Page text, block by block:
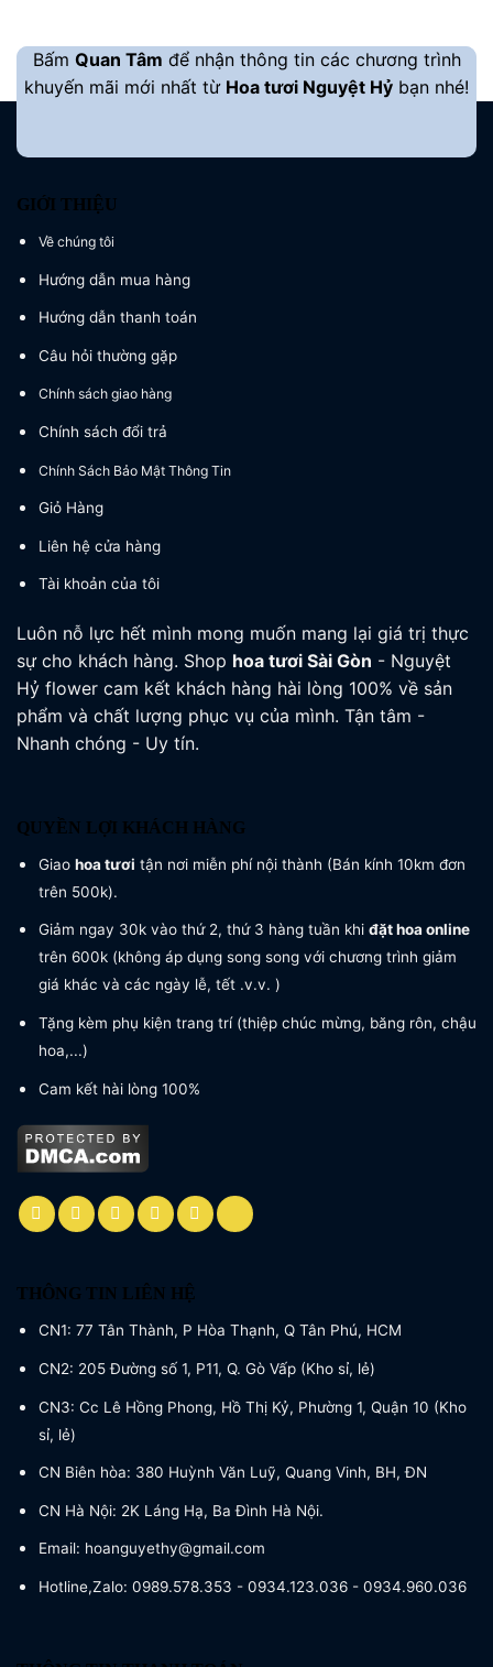
Bấm Quan Tâm để nhận thông tin các chương trình
khuyến mãi mới nhất từ Hoa tươi Nguyệt Hỷ bạn nhé!
GIỚI THIỆU
Về chúng tôi
Hướng dẫn mua hàng
Hướng dẫn thanh toán
Câu hỏi thường gặp
Chính sách giao hàng
Chính sách đổi trả
Chính Sách Bảo Mật Thông Tin
Giỏ Hàng
Liên hệ cửa hàng
Tài khoản của tôi
Luôn nỗ lực hết mình mong muốn mang lại giá trị thực
sự cho khách hàng. Shop hoa tươi Sài Gòn - Nguyệt
Hỷ flower cam kết khách hàng hài lòng 100% về sản
phẩm và chất lượng phục vụ của mình. Tận tâm -
Nhanh chóng - Uy tín.
QUYỀN LỢI KHÁCH HÀNG
Giao hoa tươi tận nơi miễn phí nội thành (Bán kính 10km đơn
trên 500k).
Giảm ngay 30k vào thứ 2, thứ 3 hàng tuần khi đặt hoa online
trên 600k (không áp dụng song song với chương trình giảm
giá khác và các ngày lễ, tết .v.v. )
Tặng kèm phụ kiện trang trí (thiệp chúc mừng, băng rôn, chậu
hoa,...)
Cam kết hài lòng 100%
THÔNG TIN LIÊN HỆ
CN1: 77 Tân Thành, P Hòa Thạnh, Q Tân Phú, HCM
CN2: 205 Đường số 1, P11, Q. Gò Vấp (Kho sỉ, lẻ)
CN3: Cc Lê Hồng Phong, Hồ Thị Kỷ, Phường 1, Quận 10 (Kho
sỉ, lẻ)
CN Biên hòa: 380 Huỳnh Văn Luỹ, Quang Vinh, BH, ĐN
CN Hà Nội: 2K Láng Hạ, Ba Đình Hà Nội.
Email: hoanguyethy@gmail.com
Hotline,Zalo: 0989.578.353 - 0934.123.036 - 0934.960.036